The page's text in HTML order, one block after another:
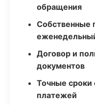
обращения
Собственные
Договор и
документов
Точные сроки
платежей